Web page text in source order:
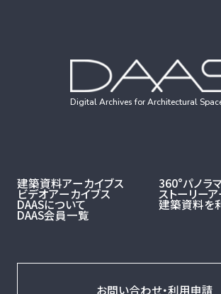
Digital Archives for Architectural
建築資料アーカイブス 360°パノラ
ビデオアーカイブス ストーリー
DAASについて 建築資料を
DAAS会員一覧
お問い合わせ・利用申請